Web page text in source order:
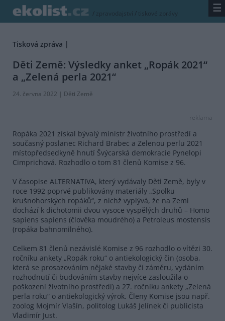
/ zpravodajství / tiskové zprávy ☰
Tisková zpráva |
Děti Země: Výsledky anket „Ropák 2021“
a „Zelená perla 2021“
24. června 2022 | Děti Země
reklama
Ropáka 2021 získal bývalý ministr životního prostředí a
současný poslanec Richard Brabec a Zelenou perlu 2021
místopředsedkyně hnutí Švýcarská demokracie Pynelopi
Cimprichová. Rozhodlo o tom 81 členů Komise z 96.
V časopise ALTERNATIVA, který vydávaly Děti Země, byly v
roce 1992 poprvé publikovány materiály „Spolku
krušnohorských ropáků“, z nichž vyplývá, že na Zemi
dochází k dichotomii dvou vysoce vyspělých druhů – Homo
sapiens sapiens (člověka moudrého) a Petroleus mostensis
(ropáka bahnomilného).
Celkem 81 členů nezávislé Komise z 96 rozhodlo o vítězi 30.
ročníku ankety „Ropák roku“ o antiekologický čin (osoba,
která se prosazováním nějaké stavby či záměru, vydáním
rozhodnutí či budováním stavby nejvíce zasloužila o
poškození životního prostředí) a 27. ročníku ankety „Zelená
perla roku“ o antiekologický výrok. Členy Komise jsou např.
zoolog Mojmír Vlašín, politolog Lukáš Jelínek či publicista
Vladimír Just.